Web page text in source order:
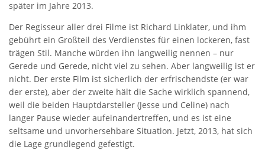
später im Jahre 2013.
Der Regisseur aller drei Filme ist Richard Linklater, und ihm
gebührt ein Großteil des Verdienstes für einen lockeren, fast
trägen Stil. Manche würden ihn langweilig nennen – nur
Gerede und Gerede, nicht viel zu sehen. Aber langweilig ist er
nicht. Der erste Film ist sicherlich der erfrischendste (er war
der erste), aber der zweite hält die Sache wirklich spannend,
weil die beiden Hauptdarsteller (Jesse und Celine) nach
langer Pause wieder aufeinandertreffen, und es ist eine
seltsame und unvorhersehbare Situation. Jetzt, 2013, hat sich
die Lage grundlegend gefestigt.